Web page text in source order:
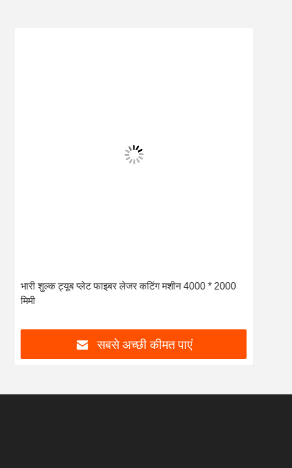
भारी शुल्क ट्यूब प्लेट फाइबर लेजर कटिंग मशीन 4000 * 2000
मिमी
सबसे अच्छी कीमत पाएं